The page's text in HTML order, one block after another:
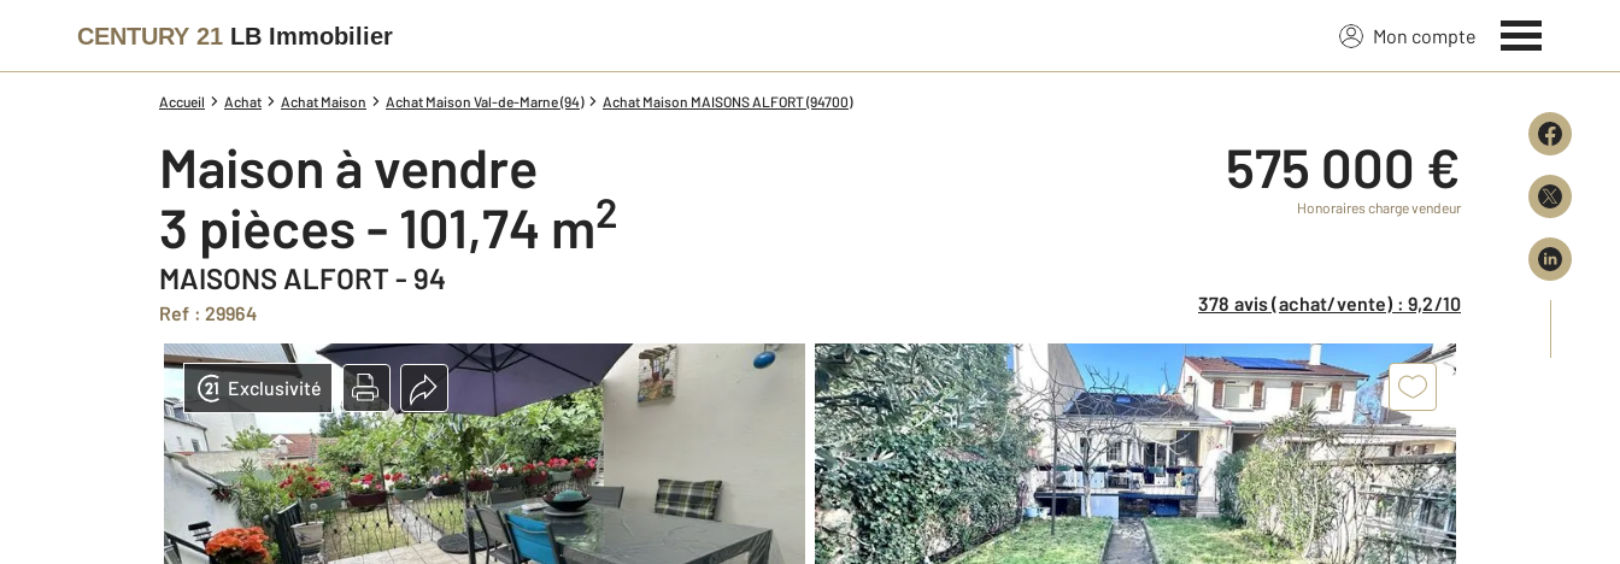
CENTURY 21 LB Immobilier Mon compte
Accueil Achat Achat Maison Achat Maison Val-de-Marne (94) Achat Maison MAISONS ALFORT (94700)
Maison à vendre
3 pièces - 101,74 m2
MAISONS ALFORT - 94
Ref : 29964
575 000 €
Honoraires charge vendeur
378 avis (achat/vente) : 9,2/10
Exclusivité